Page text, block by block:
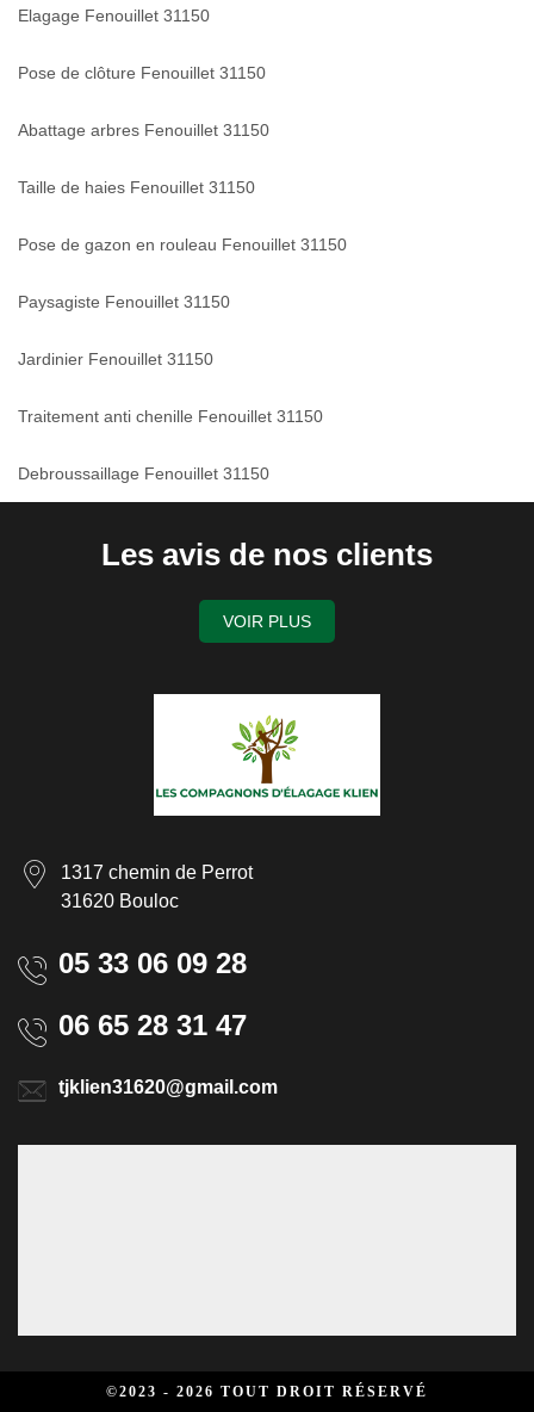
Elagage Fenouillet 31150
Pose de clôture Fenouillet 31150
Abattage arbres Fenouillet 31150
Taille de haies Fenouillet 31150
Pose de gazon en rouleau Fenouillet 31150
Paysagiste Fenouillet 31150
Jardinier Fenouillet 31150
Traitement anti chenille Fenouillet 31150
Debroussaillage Fenouillet 31150
Les avis de nos clients
VOIR PLUS
1317 chemin de Perrot
31620 Bouloc
05 33 06 09 28
06 65 28 31 47
tjklien31620@gmail.com
©2023 - 2026 TOUT DROIT RÉSERVÉ